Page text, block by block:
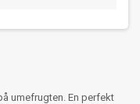
umefrugten. En perfekt